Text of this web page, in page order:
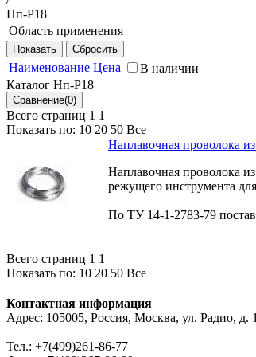
Нп-Р18
Область применения
Для наплавки всех видов режущего
Наименование Цена
В наличии
Каталог Нп-Р18
Всего страниц 1 1
Показать по: 10 20 50 Все
Наплавочная проволока
Наплавочная проволока
режущего инструмента
По ТУ 14-1-2783-79
Всего страниц 1 1
Показать по: 10 20 50 Все
Контактная информация
Адрес: 105005, Россия, Москва, ул. Радио, д.
Тел.: +7(499)261-86-77